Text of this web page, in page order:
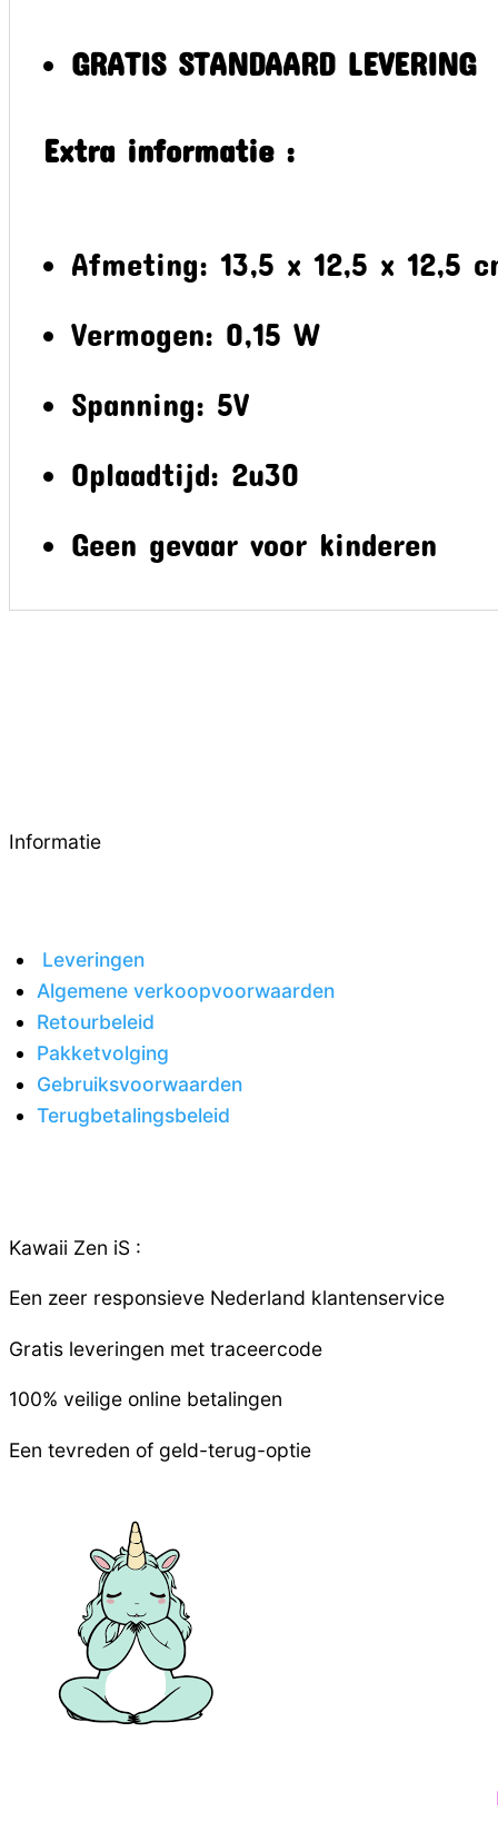
GRATIS STANDAARD LEVERING
Extra informatie :
Afmeting: 13,5 x 12,5 x 12,5
Vermogen: 0,15 W
Spanning: 5V
Oplaadtijd: 2u30
Geen gevaar voor kinderen
Informatie
Leveringen
Algemene verkoopvoorwaarden
Retourbeleid
Pakketvolging
Gebruiksvoorwaarden
Terugbetalingsbeleid
Kawaii Zen iS :
Een zeer responsieve Nederland klantenservice
Gratis leveringen met traceercode
100% veilige online betalingen
Een tevreden of geld-terug-optie